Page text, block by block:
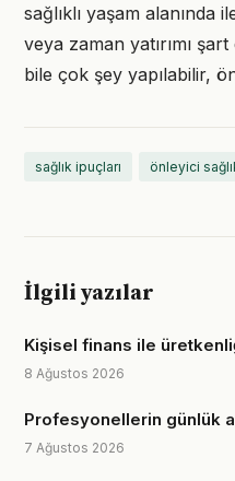
sağlıklı yaşam
veya zaman yatırımı
bile çok şey yapılabilir,
sağlık ipuçları önleyici
İlgili yazılar
Kişisel finans ile
8 Ağustos 2026
Profesyonellerin günlük
7 Ağustos 2026